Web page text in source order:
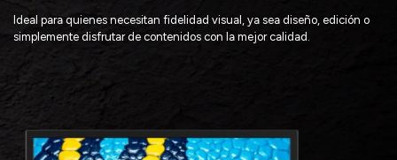
Ideal para quienes necesitan fidelidad visual, ya sea diseño, edición o
simplemente disfrutar de contenidos con la mejor calidad.